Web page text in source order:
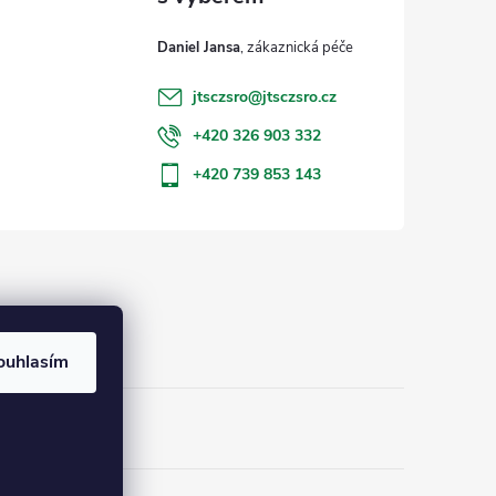
Daniel Jansa
jtsczsro@jtsczsro.cz
+420 326 903 332
+420 739 853 143